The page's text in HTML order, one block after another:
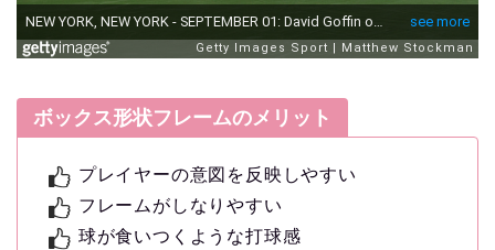
ボックス形状フレームのメリット
プレイヤーの意図を反映しやすい
フレームがしなりやすい
球が食いつくような打球感